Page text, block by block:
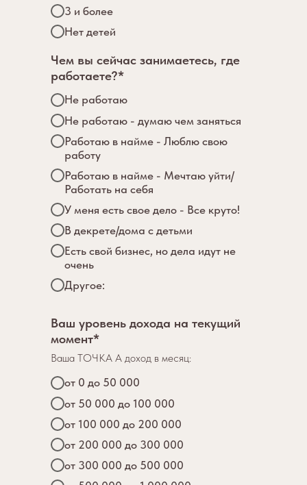
3 и более
Нет детей
Чем вы сейчас занимаетесь, где
работаете?*
Не работаю
Не работаю - думаю чем заняться
Работаю в найме - Люблю свою
работу
Работаю в найме - Мечтаю уйти/
Работать на себя
У меня есть свое дело - Все круто!
В декрете/дома с детьми
Есть свой бизнес, но дела идут не
очень
Другое:
Ваш уровень дохода на текущий
момент*
Ваша ТОЧКА А доход в месяц:
от 0 до 50 000
от 50 000 до 100 000
от 100 000 до 200 000
от 200 000 до 300 000
от 300 000 до 500 000